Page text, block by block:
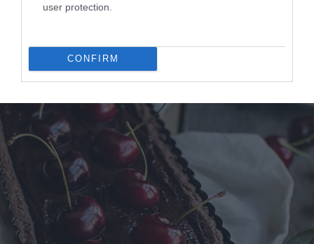
user protection.
CONFIRM